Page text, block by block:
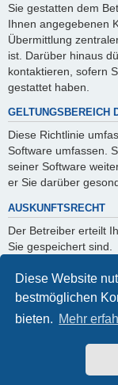
Diese Website
bestmöglichen
bieten. Mehr
Sie gestatten dem
Ihnen angegebenen
Übermittlung
ist. Darüber hinaus
kontaktieren, sofern
gestattet haben.
GELTUNGSBEREICH
Diese Richtlinie
Software umfassen.
seiner Software
er Sie darüber
AUSKUNFTSRECHT
Der Betreiber erteilt
Sie gespeichert sind.
Sie können
verlangen.
Powered